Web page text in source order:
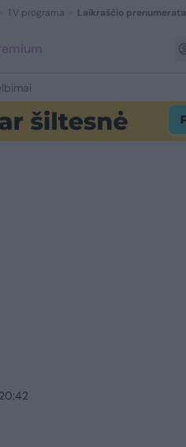
TV programa Laikraščio prenumerata